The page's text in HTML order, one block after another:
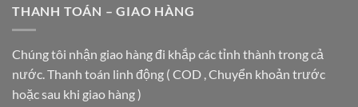
MẠI
NHÀ
A
được
nhất
nay
3
Giải
Pháp
Vàng
THANH TOÁN – GIAO HÀNG
Chúng tôi nhận giao hàng đi khắp các tỉnh thành trong cả
nước. Thanh toán linh động ( COD , Chuyển khoản trước
hoặc sau khi giao hàng )